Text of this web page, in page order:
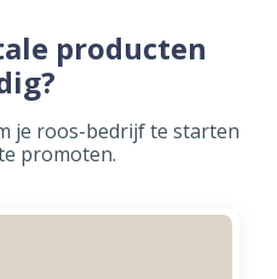
producten
je roos-bedrijf te starten
promoten.